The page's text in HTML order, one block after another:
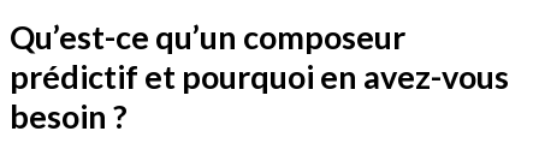
Qu’est-ce qu’un composeur
prédictif et pourquoi en avez-vous
besoin ?